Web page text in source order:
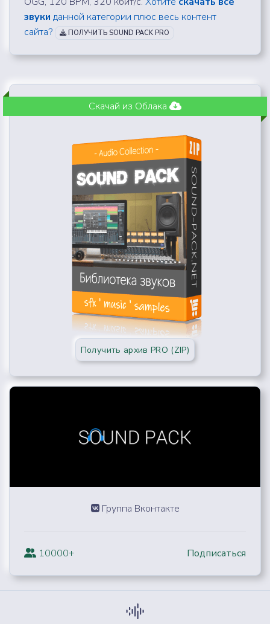
звуки данной категории плюс весь контент
сайта?
ПОЛУЧИТЬ SOUND PACK PRO
Скачай из Облака
Получить архив PRO (ZIP)
Группа Вконтакте
10000+ Подписаться